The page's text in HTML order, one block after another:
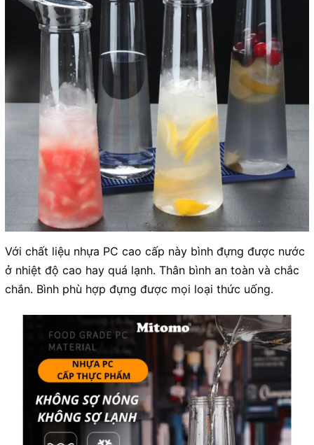
Với chất liệu nhựa PC cao cấp này bình đựng được nước
ở nhiệt độ cao hay quá lạnh. Thân bình an toàn và chắc
chắn. Bình phù hợp đựng được mọi loại thức uống.